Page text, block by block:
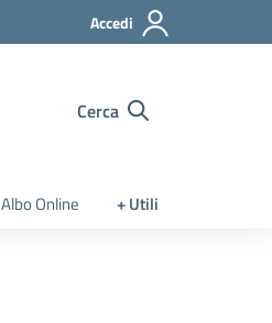
Accedi
Cerca
Albo Online + Utili